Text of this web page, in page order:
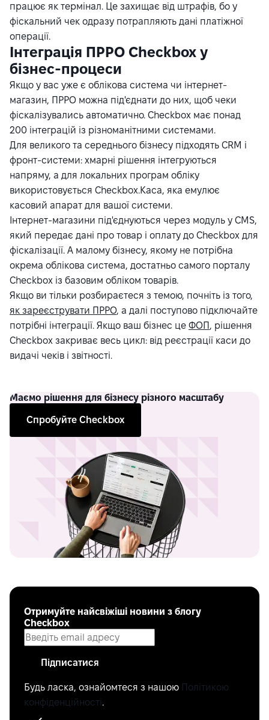
працює як термінал. Це захищає від штрафів, бо у
фіскальний чек одразу потрапляють дані платіжної
операції.
Інтеграція ПРРО Checkbox у
бізнес-процеси
Якщо у вас уже є облікова система чи інтернет-
магазин, ПРРО можна під'єднати до них, щоб чеки
фіскалізувались автоматично. Checkbox має понад
200 інтеграцій із різноманітними системами.
Для великого та середнього бізнесу підходять CRM і
фронт-системи: хмарні рішення інтегруються
напряму, а для локальних програм обліку
використовується Checkbox.Каса, яка емулює
касовий апарат для вашої системи.
Інтернет-магазини під'єднуються через модуль у CMS,
який передає дані про товар і оплату до Checkbox для
фіскалізації. А малому бізнесу, якому не потрібна
окрема облікова система, достатньо самого порталу
Checkbox із базовим обліком товарів.
Якщо ви тільки розбираєтеся з темою, почніть із того,
як зареєструвати ПРРО, а далі поступово підключайте
потрібні інтеграції. Якщо ваш бізнес це ФОП , рішення
Checkbox закриває весь цикл: від реєстрації каси до
видачі чеків і звітності.
Маємо рішення для бізнесу різного масштабу
Спробуйте Checkbox
Отримуйте найсвіжіші новини з блогу
Checkbox
Підписатися
Будь ласка, ознайомтеся з нашою Політикою
конфіденційності.